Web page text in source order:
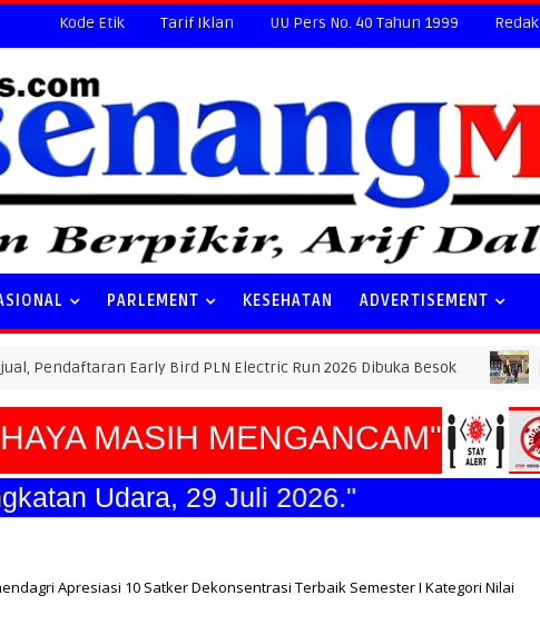
Kode Etik Tarif Iklan UU Pers No. 40 Tahun 1999
PARLEMENT KESEHATAN ADVERTISEMENT
Early Bird PLN Electric Run 2026 Dibuka Besok HUKUM
MASIH MENGANCAM"
Udara, 29 Juli 2026."
Apresiasi 10 Satker Dekonsentrasi Terbaik Semester I Kategori Nilai